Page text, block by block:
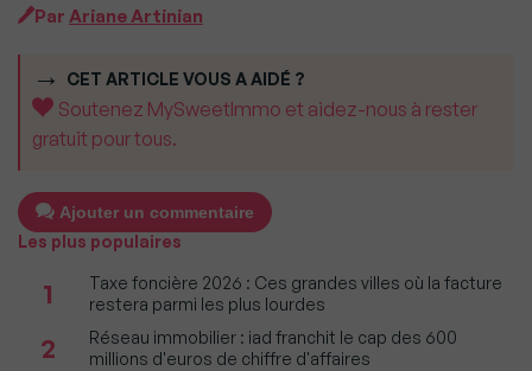
Par Ariane Artinian
CET ARTICLE VOUS A AIDÉ ?
Soutenez MySweetImmo et aidez-nous à rester
gratuit pour tous.
Ajouter un commentaire
Les plus populaires
1
Taxe foncière 2026 : Ces grandes villes où la facture
restera parmi les plus lourdes
2
Réseau immobilier : iad franchit le cap des 600
millions d'euros de chiffre d'affaires